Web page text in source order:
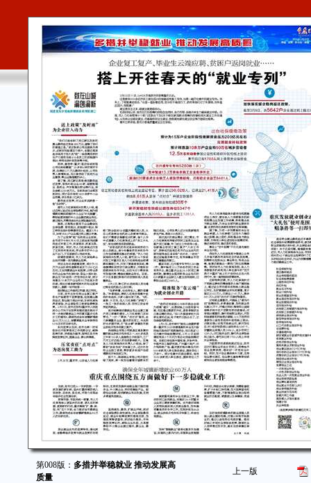
第008版： 多措并举稳就业 推动发展高
质量
上一版